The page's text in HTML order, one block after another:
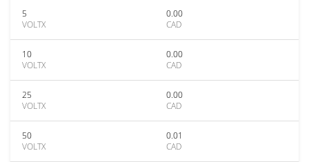
5
VOLTX
0.00
CAD
10
VOLTX
0.00
CAD
25
VOLTX
0.00
CAD
50
VOLTX
0.01
CAD